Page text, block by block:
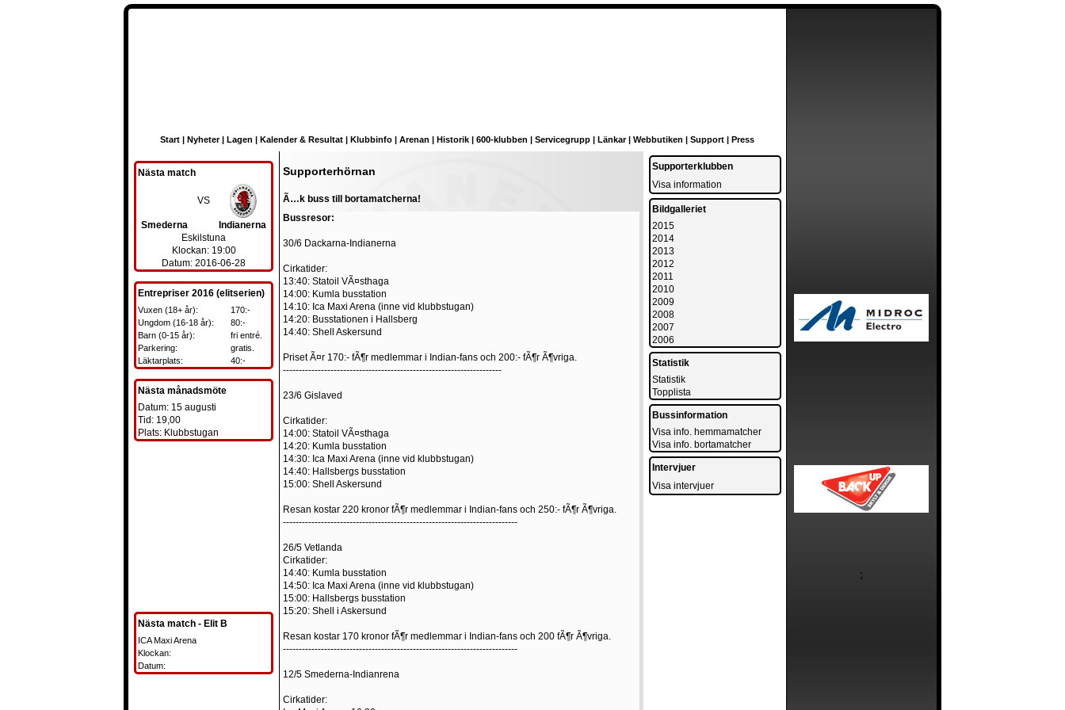
;
Start | Nyheter| Lagen | Kalender & Resultat | Klubbinfo | Arenan | Historik | 600-klubben | Servicegrupp | Länkar| Webbutiken | Support | Press
Nästa match
VS
Smederna Indianerna
Eskilstuna
Klockan: 19:00
Datum: 2016-06-28
Entrepriser 2016 (elitserien)
Vuxen (18+ år):
170:-
Ungdom (16-18 år):
80:-
Barn (0-15 år):
fri entré.
Parkering:
gratis.
Läktarplats:
40:-
Nästa månadsmöte
Datum: 15 augusti
Tid: 19,00
Plats: Klubbstugan
Nästa match - Elit B
ICA Maxi Arena
Klockan:
Datum:
Supporterhörnan
Ã…k buss till bortamatcherna!
Bussresor:
30/6 Dackarna-Indianerna
Cirkatider:
13:40: Statoil VÃ¤sthaga
14:00: Kumla busstation
14:10: Ica Maxi Arena (inne vid klubbstugan)
14:20: Busstationen i Hallsberg
14:40: Shell Askersund
Priset Ã¤r 170:- fÃ¶r medlemmar i Indian-fans och 200:- fÃ¶r Ã¶vriga.
---------------------------------------------------------------------
23/6 Gislaved
Cirkatider:
14:00: Statoil VÃ¤sthaga
14:20: Kumla busstation
14:30: Ica Maxi Arena (inne vid klubbstugan)
14:40: Hallsbergs busstation
15:00: Shell Askersund
Resan kostar 220 kronor fÃ¶r medlemmar i Indian-fans och 250:- fÃ¶r Ã¶vriga.
--------------------------------------------------------------------------
26/5 Vetlanda
Cirkatider:
14:40: Kumla busstation
14:50: Ica Maxi Arena (inne vid klubbstugan)
15:00: Hallsbergs busstation
15:20: Shell i Askersund
Resan kostar 170 kronor fÃ¶r medlemmar i Indian-fans och 200 fÃ¶r Ã¶vriga.
--------------------------------------------------------------------------
12/5 Smederna-Indianrena
Cirkatider:
Supporterklubben
Visa information
Bildgalleriet
2015
2014
2013
2012
2011
2010
2009
2008
2007
2006
Statistik
Statistik
Topplista
Bussinformation
Visa info. hemmamatcher
Visa info. bortamatcher
Intervjuer
Visa intervjuer